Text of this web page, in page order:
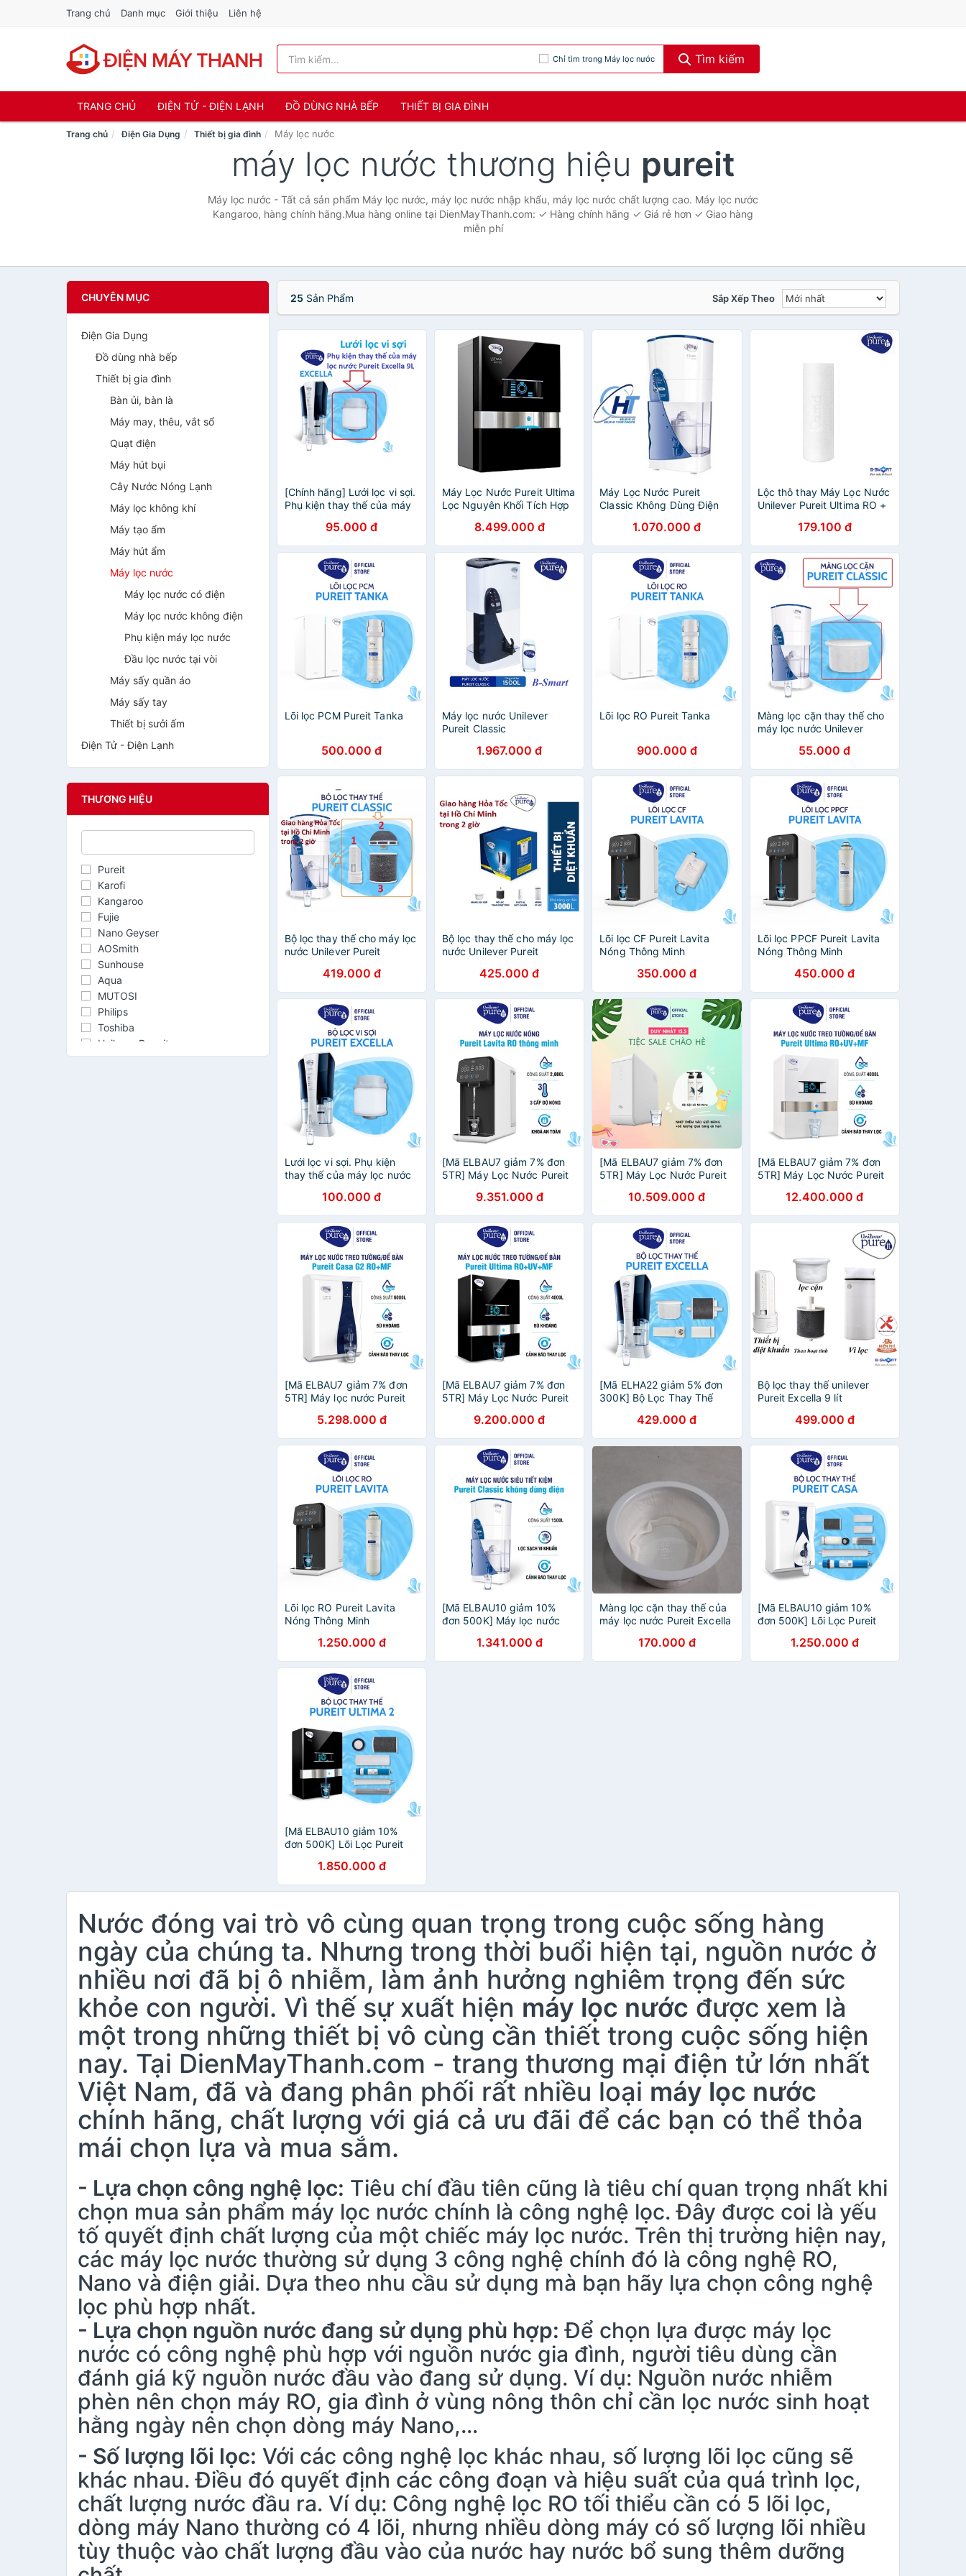
Trang chủ Danh mục Giới thiệu Liên hệ
Chỉ tìm trong Máy lọc nước Tìm kiếm
TRANG CHỦ ĐIỆN TỬ - ĐIỆN LẠNH ĐỒ DÙNG NHÀ BẾP THIẾT BỊ GIA ĐÌNH
Trang chủ Điện Gia Dụng Thiết bị gia đình Máy lọc nước
máy lọc nước thương hiệu pureit
Máy lọc nước - Tất cả sản phẩm Máy lọc nước, máy lọc nước nhập khẩu, máy lọc nước chất lượng cao. Máy lọc nước
Kangaroo, hàng chính hãng.Mua hàng online tại DienMayThanh.com: ✓ Hàng chính hãng ✓ Giá rẻ hơn ✓ Giao hàng
miễn phí
CHUYÊN MỤC
Điện Gia Dụng
Đồ dùng nhà bếp
Thiết bị gia đình
Bàn ủi, bàn là
Máy may, thêu, vắt sổ
Quạt điện
Máy hút bụi
Cây Nước Nóng Lạnh
Máy lọc không khí
Máy tạo ẩm
Máy hút ẩm
Máy lọc nước
Máy lọc nước có điện
Máy lọc nước không điện
Phụ kiện máy lọc nước
Đầu lọc nước tại vòi
Máy sấy quần áo
Máy sấy tay
Thiết bị sưởi ấm
Điện Tử - Điện Lạnh
THƯƠNG HIỆU
Pureit
Karofi
Kangaroo
Fujie
Nano Geyser
AOSmith
Sunhouse
Aqua
MUTOSI
Philips
Toshiba
Unilever Pure it
3M
25 Sản Phẩm Sắp Xếp Theo
[Chính hãng] Lưới lọc vi sợi.
Phụ kiện thay thế của máy
95.000 đ
Máy Lọc Nước Pureit Ultima
Lọc Nguyên Khối Tích Hợp
Hàng chính hãng
8.499.000 đ
Máy Lọc Nước Pureit
Classic Không Dùng Điện
1.070.000 đ
Lộc thô thay Máy Lọc Nước
Unilever Pureit Ultima RO +
179.100 đ
Lõi lọc PCM Pureit Tanka
500.000 đ
Máy lọc nước Unilever
Pureit Classic
1.967.000 đ
Lõi lọc RO Pureit Tanka
900.000 đ
Màng lọc cặn thay thế cho
máy lọc nước Unilever
55.000 đ
Bộ lọc thay thế cho máy lọc
nước Unilever Pureit
419.000 đ
Bộ lọc thay thế cho máy lọc
nước Unilever Pureit
425.000 đ
Lõi lọc CF Pureit Lavita
Nóng Thông Minh
350.000 đ
Lõi lọc PPCF Pureit Lavita
Nóng Thông Minh
450.000 đ
Lưới lọc vi sợi. Phụ kiện
thay thế của máy lọc nước
100.000 đ
[Mã ELBAU7 giảm 7% đơn
5TR] Máy Lọc Nước Pureit
9.351.000 đ
[Mã ELBAU7 giảm 7% đơn
5TR] Máy Lọc Nước Pureit
10.509.000 đ
[Mã ELBAU7 giảm 7% đơn
5TR] Máy Lọc Nước Pureit
12.400.000 đ
[Mã ELBAU7 giảm 7% đơn
5TR] Máy lọc nước Pureit
5.298.000 đ
[Mã ELBAU7 giảm 7% đơn
5TR] Máy Lọc Nước Pureit
9.200.000 đ
[Mã ELHA22 giảm 5% đơn
300K] Bộ Lọc Thay Thế
429.000 đ
Bộ lọc thay thế unilever
Pureit Excella 9 lít
499.000 đ
Lõi lọc RO Pureit Lavita
Nóng Thông Minh
1.250.000 đ
[Mã ELBAU10 giảm 10%
đơn 500K] Máy lọc nước
1.341.000 đ
Màng lọc cặn thay thế của
máy lọc nước Pureit Excella
170.000 đ
[Mã ELBAU10 giảm 10%
đơn 500K] Lõi Lọc Pureit
1.250.000 đ
[Mã ELBAU10 giảm 10%
đơn 500K] Lõi Lọc Pureit
1.850.000 đ
Nước đóng vai trò vô cùng quan trọng trong cuộc sống hàng
ngày của chúng ta. Nhưng trong thời buổi hiện tại, nguồn nước ở
nhiều nơi đã bị ô nhiễm, làm ảnh hưởng nghiêm trọng đến sức
khỏe con người. Vì thế sự xuất hiện máy lọc nước được xem là
một trong những thiết bị vô cùng cần thiết trong cuộc sống hiện
nay. Tại DienMayThanh.com - trang thương mại điện tử lớn nhất
Việt Nam, đã và đang phân phối rất nhiều loại máy lọc nước
chính hãng, chất lượng với giá cả ưu đãi để các bạn có thể thỏa
mái chọn lựa và mua sắm.
- Lựa chọn công nghệ lọc: Tiêu chí đầu tiên cũng là tiêu chí quan trọng nhất khi
chọn mua sản phẩm máy lọc nước chính là công nghệ lọc. Đây được coi là yếu
tố quyết định chất lượng của một chiếc máy lọc nước. Trên thị trường hiện nay,
các máy lọc nước thường sử dụng 3 công nghệ chính đó là công nghệ RO,
Nano và điện giải. Dựa theo nhu cầu sử dụng mà bạn hãy lựa chọn công nghệ
lọc phù hợp nhất.
- Lựa chọn nguồn nước đang sử dụng phù hợp: Để chọn lựa được máy lọc
nước có công nghệ phù hợp với nguồn nước gia đình, người tiêu dùng cần
đánh giá kỹ nguồn nước đầu vào đang sử dụng. Ví dụ: Nguồn nước nhiễm
phèn nên chọn máy RO, gia đình ở vùng nông thôn chỉ cần lọc nước sinh hoạt
hằng ngày nên chọn dòng máy Nano,…
- Số lượng lõi lọc: Với các công nghệ lọc khác nhau, số lượng lõi lọc cũng sẽ
khác nhau. Điều đó quyết định các công đoạn và hiệu suất của quá trình lọc,
chất lượng nước đầu ra. Ví dụ: Công nghệ lọc RO tối thiểu cần có 5 lõi lọc,
dòng máy Nano thường có 4 lõi, nhưng nhiều dòng máy có số lượng lõi nhiều
tùy thuộc vào chất lượng đầu vào của nước hay nước bổ sung thêm dưỡng